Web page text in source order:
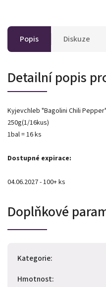
Popis Diskuze
Detailní popis
Kyjevchleb "Bagolini Chili
250g(1/16kus)
1bal = 16 ks
Dostupné expirace:
04.06.2027 - 100+ ks
Doplňkové
Kategorie:
Hmotnost: